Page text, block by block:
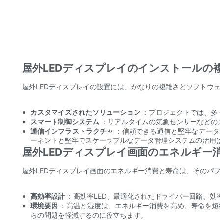
屋外LEDディスプレイのインストールの
屋外LEDディスプレイの設置には、かなりの複雑さとソフトウ
カスタマイズされたソリューション ：プロジェクトでは、
スマート制御システム ：リアルタイムの気象センサーなど
通信インフラストラクチャ
：信頼できる通信と堅牢なデー
ーネントと堅牢でスケーラブルなデータ管理システムの活
屋外LEDディスプレイ画面のエネルギー
屋外LEDディスプレイ画面のエネルギー消費と寿命は、そのパ
高効率設計 ：高効率LED、最適化されたドライバー回路、
環境要因 ：高温と湿度は、エネルギー消費を高め、寿命を
らの問題を軽減するのに役立ちます。